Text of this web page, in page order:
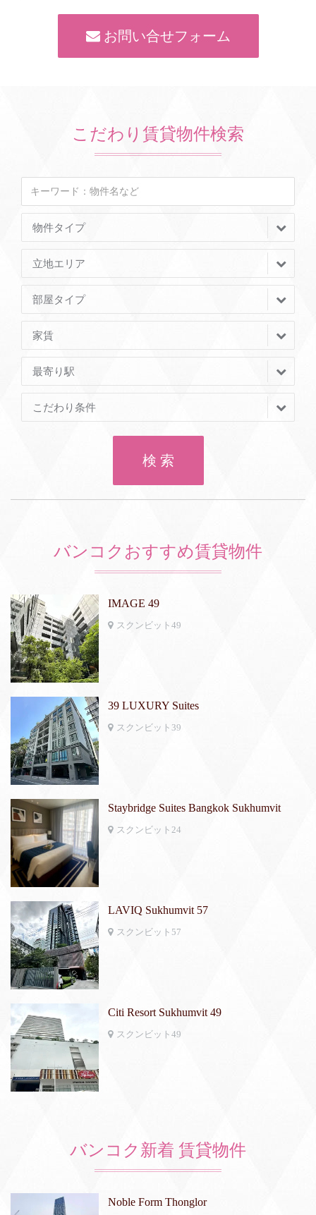
お問い合せフォーム
こだわり賃貸物件検索
物件タイプ
立地エリア
部屋タイプ
家賃
最寄り駅
こだわり条件
検 索
バンコクおすすめ賃貸物件
IMAGE 49
スクンビット49
39 LUXURY Suites
スクンビット39
Staybridge Suites Bangkok Sukhumvit
スクンビット24
LAVIQ Sukhumvit 57
スクンビット57
Citi Resort Sukhumvit 49
スクンビット49
バンコク新着 賃貸物件
Noble Form Thonglor